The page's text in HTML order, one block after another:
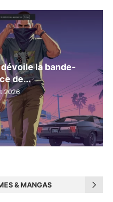
dévoile la bande-
de...
2026
& MANGAS